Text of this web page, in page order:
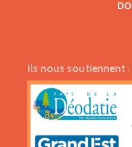
Ils nous soutiennent :